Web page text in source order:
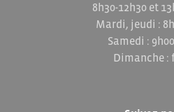
8h30-12h30 et
Mardi, jeudi :
Samedi :
Dimanche :